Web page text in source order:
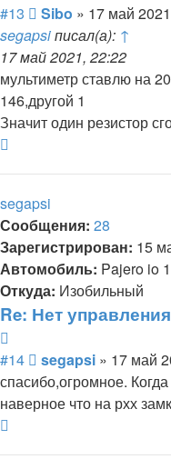
#13
Сообщение
Sibo » 17 май
segapsiписал(а): ↑
17 май 2021, 22:22
мультиметр ставлю на
146,другой 1
Значит один резистор
segapsi
Сообщения: 28
Зарегистрирован: 15
Автомобиль: Pajero io
Откуда: Изобильный
Re: Нет
#14
Сообщение
segapsi » 17 май
спасибо,огромное.
наверное что на рхх